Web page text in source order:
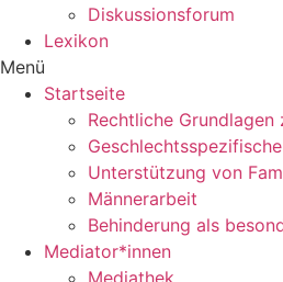
Diskussionsforum
Lexikon
Menü
Startseite
Rechtliche
Unterstützung von
Männerarbeit
Behinderung als
Mediator*innen
Mediathek